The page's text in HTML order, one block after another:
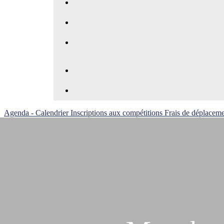
Agenda - CalendrierInscriptions aux compétitions Frais de